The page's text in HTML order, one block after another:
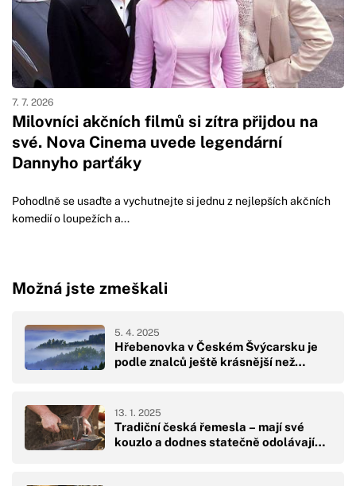
Milovníci akčních filmů si zítra přijdou na
své. Nova Cinema uvede legendární
Dannyho parťáky
7. 7. 2026
Pohodlně se usaďte a vychutnejte si jednu z nejlepších akčních
komedií o loupežích a...
Možná jste zmeškali
Hřebenovka v Českém Švýcarsku je
podle znalců ještě krásnější než…
5. 4. 2025
Tradiční česká řemesla – mají své
kouzlo a dodnes statečně odolávají…
13. 1. 2025